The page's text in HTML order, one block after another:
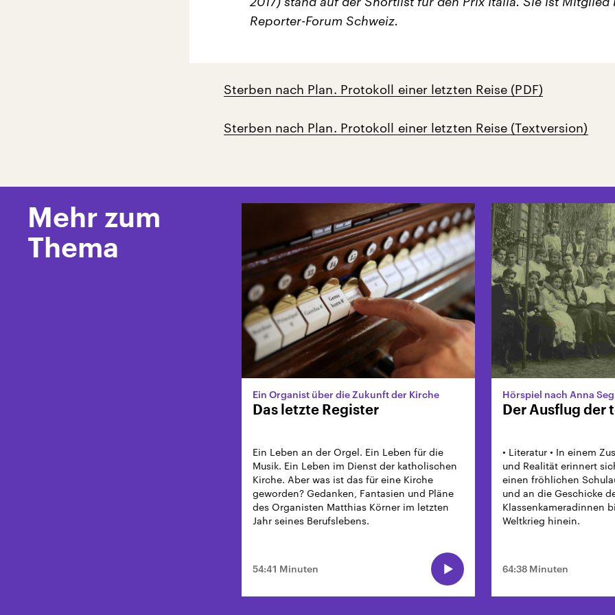
Reporter-Forum Schweiz.
Sterben nach Plan. Protokoll einer letzten Reise (PDF)
Sterben nach Plan. Protokoll einer letzten Reise (Textversion)
Mehr zum
Thema
Ein Organist über die Zukunft der Kirche
Das letzte Register
Ein Leben an der Orgel. Ein Leben für die
Musik. Ein Leben im Dienst der katholischen
Kirche. Aber was ist das für eine Kirche
geworden? Gedanken, Fantasien und Pläne
des Organisten Matthias Körner im letzten
Jahr seines Berufslebens.
54:41 Minuten
Hörspiel nach Anna
Der Ausflug der
• Literatur • In einem
und Realität erinnert
einen fröhlichen
und an die Geschicke
Klassenkameradinnen
Weltkrieg hinein.
64:38 Minuten